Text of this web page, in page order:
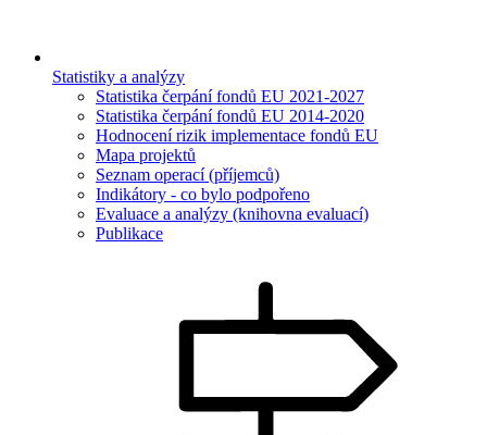
Statistiky a analýzy
Statistika čerpání fondů EU 2021-2027
Statistika čerpání fondů EU 2014-2020
Hodnocení rizik implementace fondů EU
Mapa projektů
Seznam operací (příjemců)
Indikátory - co bylo podpořeno
Evaluace a analýzy (knihovna evaluací)
Publikace